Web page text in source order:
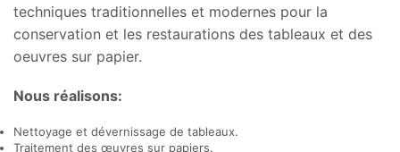
techniques traditionnelles et modernes pour la
conservation et les restaurations des tableaux et des
oeuvres sur papier.
Nous réalisons:
Nettoyage et dévernissage de tableaux.
Traitement des œuvres sur papiers.